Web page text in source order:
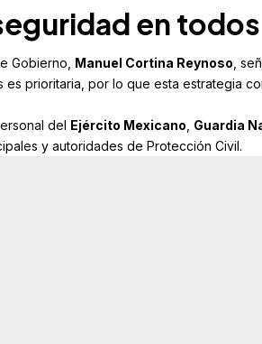
en
Gobierno, Manuel Cortina Reynoso ,
es prioritaria, por lo que esta estrategia
del Ejército Mexicano Guardia
y autoridades de Protección Civil.